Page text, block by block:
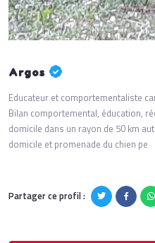
Argos
Educateur et comportementaliste
Bilan comportemental, éducation,
domicile dans un rayon de 50 km
domicile et promenade du chien pe
Partager ce profil :